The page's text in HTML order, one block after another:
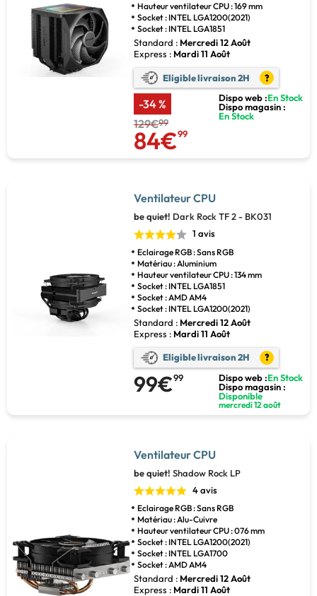
Hauteur ventilateur CPU : 169 mm
Socket : INTEL LGA1200(2021)
Socket : INTEL LGA1851
Standard : Mercredi 12 Août
Express : Mardi 11 Août
Eligible livraison 2H ?
-34 %
129€99
84€99
Dispo web :En Stock
Dispo magasin :
En Stock
Ventilateur CPU
be quiet! Dark Rock TF 2 - BK031
1 avis
Eclairage RGB : Sans RGB
Matériau : Aluminium
Hauteur ventilateur CPU : 134 mm
Socket : INTEL LGA1851
Socket : AMD AM4
Socket : INTEL LGA1200(2021)
Standard : Mercredi 12 Août
Express : Mardi 11 Août
Eligible livraison 2H ?
99€99 Dispo web :En Stock
Dispo magasin :
Disponible
mercredi 12 août
Ventilateur CPU
be quiet! Shadow Rock LP
4 avis
Eclairage RGB : Sans RGB
Matériau : Alu-Cuivre
Hauteur ventilateur CPU : 076 mm
Socket : INTEL LGA1200(2021)
Socket : INTEL LGA1700
Socket : AMD AM4
Standard : Mercredi 12 Août
Express : Mardi 11 Août